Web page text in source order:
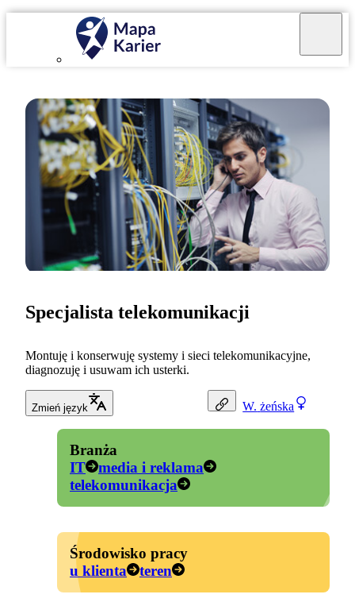
W. żeńska
Specjalista telekomunikacji
Montuję i konserwuję systemy i sieci telekomunikacyjne,
diagnozuję i usuwam ich usterki.
Zmień język
Branża
IT
media i reklama
telekomunikacja
Środowisko pracy
u klienta
teren